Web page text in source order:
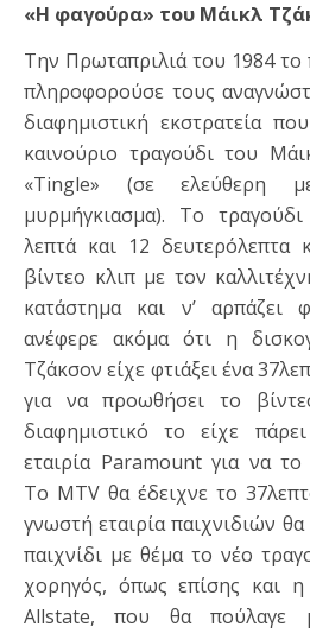
«Η φαγούρα» του Μάικλ
Την Πρωταπριλιά του 1984 το
πληροφορούσε τους
διαφημιστική εκστρατεία
καινούριο τραγούδι του
«Tingle» (σε ελεύθερη
μυρμήγκιασμα). Το
λεπτά και 12 δευτερόλεπτα
βίντεο κλιπ με τον
κατάστημα και ν’ αρπάζει
ανέφερε ακόμα ότι η
Τζάκσον είχε φτιάξει ένα
για να προωθήσει το
διαφημιστικό το είχε
εταιρία Paramount για να το
To MTV θα έδειχνε το
γνωστή εταιρία παιχνιδιών θα
παιχνίδι με θέμα το νέο
χορηγός, όπως επίσης και η
Allstate, που θα πούλαγε